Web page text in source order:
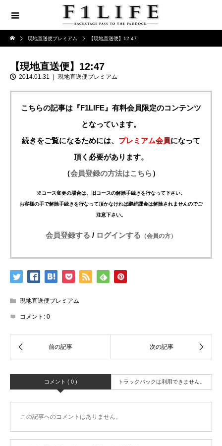
現地直送便プレミアム 【現地直送便】12:47
【現地直送便】12:47
2014.01.31 現地直送便プレミアム
こちらの記事は『F1LIFE』有料会員限定のコンテンツ
となっています。
続きをご覧になるためには、 プレミアム会員になって
頂く必要があります。
（会員登録の方法はこちら）
※コース変更の場合は、旧コースの解除手続きを行なって下さい。
お客様の手で解除手続きを行なって頂かなければ継続課金は解除されませんのでご
注意下さい。
会員登録する / ログインする （会員の方）
現地直送便プレミアム
コメント: 0
コメント ( 0 ) トラックバックは利用できません。
この記事へのコメントはありません。